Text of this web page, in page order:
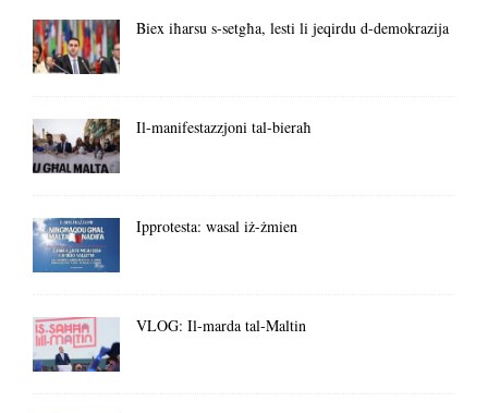
Biex iħarsu s-setgħa, lesti li jeqirdu d-demokrazija
Il-manifestazzjoni tal-bieraħ
Ipprotesta: wasal iż-żmien
VLOG: Il-marda tal-Maltin